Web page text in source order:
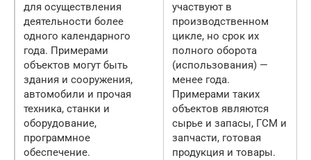
для осуществления
деятельности более
одного календарного
года. Примерами
объектов могут быть
здания и сооружения,
автомобили и прочая
техника, станки и
оборудование,
программное
обеспечение.
участвуют в
производственном
цикле, но срок их
полного оборота
(использования) —
менее года.
Примерами таких
объектов являются
сырье и запасы, ГСМ и
запчасти, готовая
продукция и товары.